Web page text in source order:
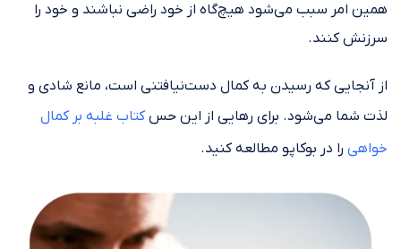
همین امر سبب می‌شود هیچ‌گاه از خود راضی نباشند و خود را
سرزنش کنند.
از آنجایی که رسیدن به کمال دست‌نیافتنی است، مانع شادی و
لذت شما می‌شود. برای رهایی از این حسکتاب غلبه بر کمال
خواهی را در بوکاپو مطالعه کنید.